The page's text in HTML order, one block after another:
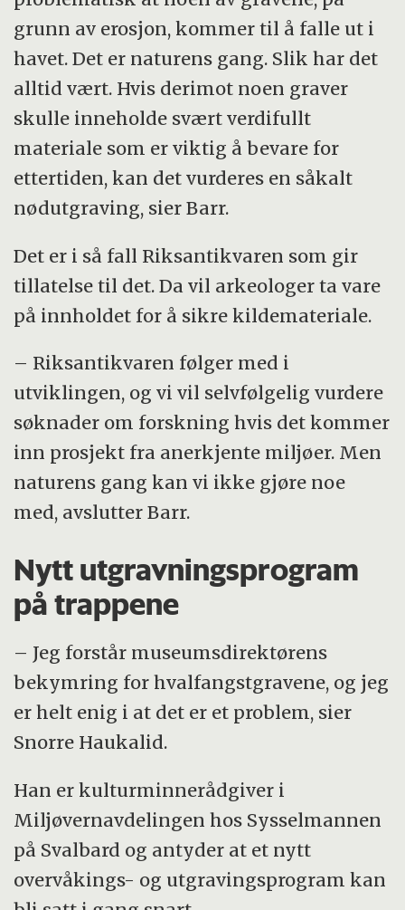
grunn av erosjon, kommer til å falle ut i
havet. Det er naturens gang. Slik har det
alltid vært. Hvis derimot noen graver
skulle inneholde svært verdifullt
materiale som er viktig å bevare for
ettertiden, kan det vurderes en såkalt
nødutgraving, sier Barr.
Det er i så fall Riksantikvaren som gir
tillatelse til det. Da vil arkeologer ta vare
på innholdet for å sikre kildemateriale.
– Riksantikvaren følger med i
utviklingen, og vi vil selvfølgelig vurdere
søknader om forskning hvis det kommer
inn prosjekt fra anerkjente miljøer. Men
naturens gang kan vi ikke gjøre noe
med, avslutter Barr.
Nytt utgravningsprogram
på trappene
– Jeg forstår museumsdirektørens
bekymring for hvalfangstgravene, og jeg
er helt enig i at det er et problem, sier
Snorre Haukalid.
Han er kulturminnerådgiver i
Miljøvernavdelingen hos Sysselmannen
på Svalbard og antyder at et nytt
overvåkings- og utgravingsprogram kan